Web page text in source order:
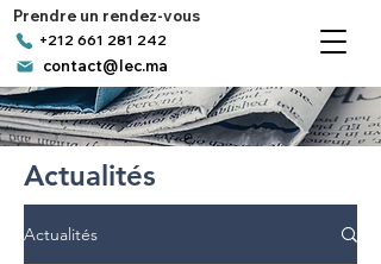
+212 661 281 242
contact@lec.ma
Prendre un rendez-vous
Actualités
Actualités